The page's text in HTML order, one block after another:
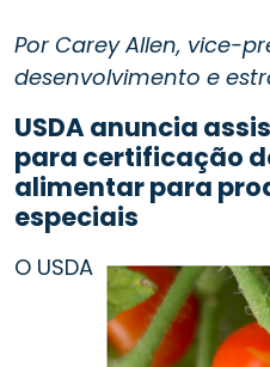
Por Carey Allen, vice-
desenvolvimento e
USDA anuncia
para certificação
alimentar para
especiais
O USDA